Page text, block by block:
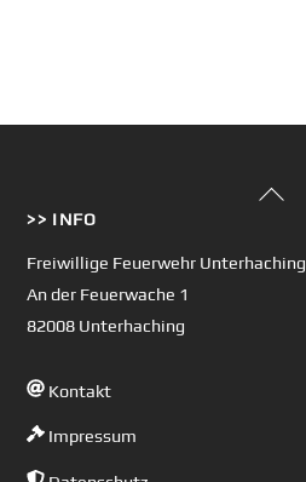
Back
>> INFO
Freiwillige Feuerwehr Unterhaching
An der Feuerwache 1
82008 Unterhaching
Kontakt
Impressum